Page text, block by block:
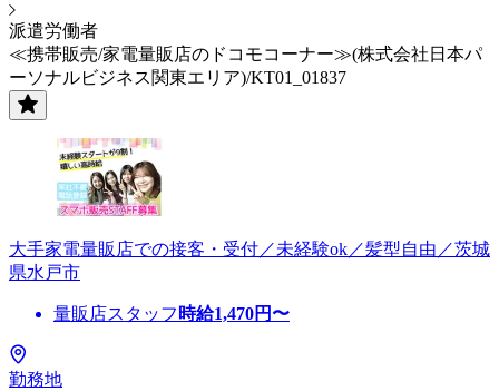
派遣労働者
≪携帯販売/家電量販店のドコモコーナー≫(株式会社日本パ
ーソナルビジネス関東エリア)/KT01_01837
大手家電量販店での接客・受付／未経験ok／髪型自由／茨城
県水戸市
量販店スタッフ 時給1,470円〜
勤務地